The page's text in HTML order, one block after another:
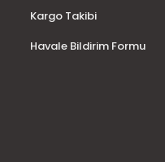
Kargo Takibi
Havale Bildirim Formu